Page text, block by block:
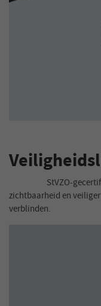
StVZO-
zichtbaarheid en
verblinden.